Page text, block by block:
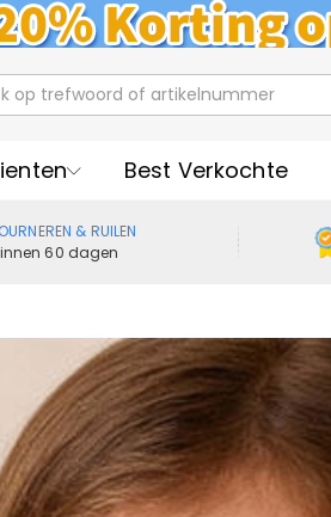
Best Verkochte
& RUILEN
60 dagen